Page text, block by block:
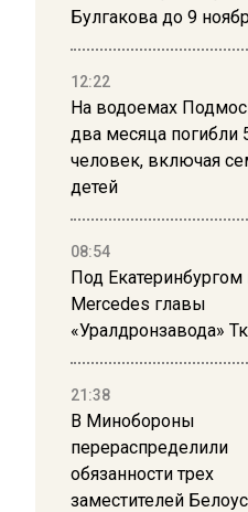
Булгакова до 9
12:22
На водоемах
два месяца погибли
человек, включая
детей
08:54
Под
Mercedes главы
«Уралдронзавода»
21:38
В Минобороны
перераспределили
обязанности трех
заместителей